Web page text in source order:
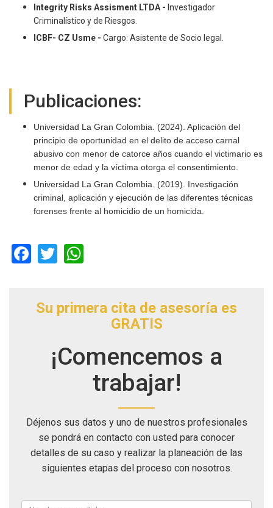
Integrity Risks Assisment LTDA - Investigador
Criminalístico y de Riesgos.
ICBF- CZ Usme - Cargo: Asistente de Socio legal.
Publicaciones:
Universidad La Gran Colombia. (2024). Aplicación del
principio de oportunidad en el delito de acceso carnal
abusivo con menor de catorce años cuando el victimario es
menor de edad y la víctima otorga el consentimiento.
Universidad La Gran Colombia. (2019). Investigación
criminal, aplicación y ejecución de las diferentes técnicas
forenses frente al homicidio de un homicida.
Facebook
Twitter
Su primera cita de asesoría es
GRATIS
¡Comencemos a
trabajar!
Déjenos sus datos y uno de nuestros profesionales
se pondrá en contacto con usted para conocer
detalles de su caso y realizar la planeación de las
siguientes etapas del proceso con nosotros.